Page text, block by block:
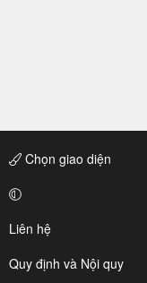
Chọn giao diện
Liên hệ
Quy định và Nội quy